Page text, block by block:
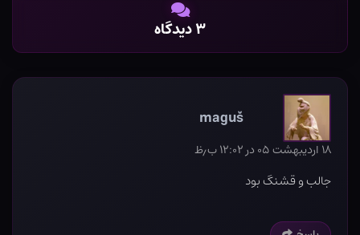
۳ دیدگاه
maguš
۱۸ اردیبهشت ۰۵ در ۱۲:۰۲ ب٫ظ
جالب و قشنگ بود